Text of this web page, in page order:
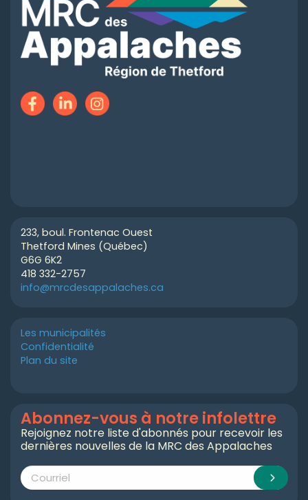
233, boul. Frontenac Ouest
Thetford Mines (Québec)
G6G 6K2
418 332-2757
info@mrcdesappalaches.ca
Les municipalités
Confidentialité
Plan du site
Abonnez-vous à notre infolettre
Rejoignez notre liste d'abonnés pour recevoir les
dernières nouvelles de la MRC des Appalaches